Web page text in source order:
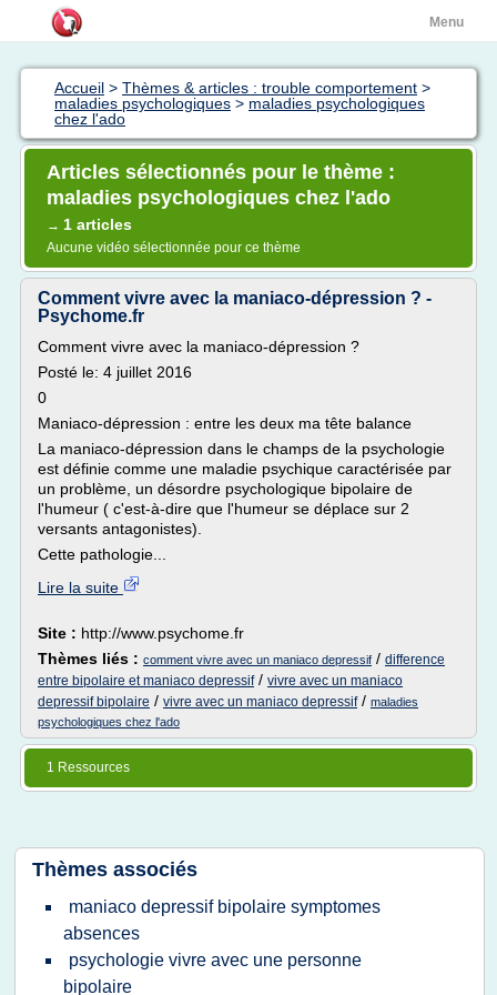
Menu
Accueil > Thèmes & articles : trouble comportement >
maladies psychologiques > maladies psychologiques
chez l'ado
Articles sélectionnés pour le thème :
maladies psychologiques chez l'ado
→ 1 articles
Aucune vidéo sélectionnée pour ce thème
Comment vivre avec la maniaco-dépression ? -
Psychome.fr
Comment vivre avec la maniaco-dépression ?
Posté le: 4 juillet 2016
0
Maniaco-dépression : entre les deux ma tête balance
La maniaco-dépression dans le champs de la psychologie
est définie comme une maladie psychique caractérisée par
un problème, un désordre psychologique bipolaire de
l'humeur ( c'est-à-dire que l'humeur se déplace sur 2
versants antagonistes).
Cette pathologie...
Lire la suite
Site : http://www.psychome.fr
Thèmes liés : comment vivre avec un maniaco depressif / difference
entre bipolaire et maniaco depressif/ vivre avec un maniaco
depressif bipolaire / vivre avec un maniaco depressif/ maladies
psychologiques chez l'ado
1 Ressources
Thèmes associés
maniaco depressif bipolaire symptomes
absences
psychologie vivre avec une personne
bipolaire